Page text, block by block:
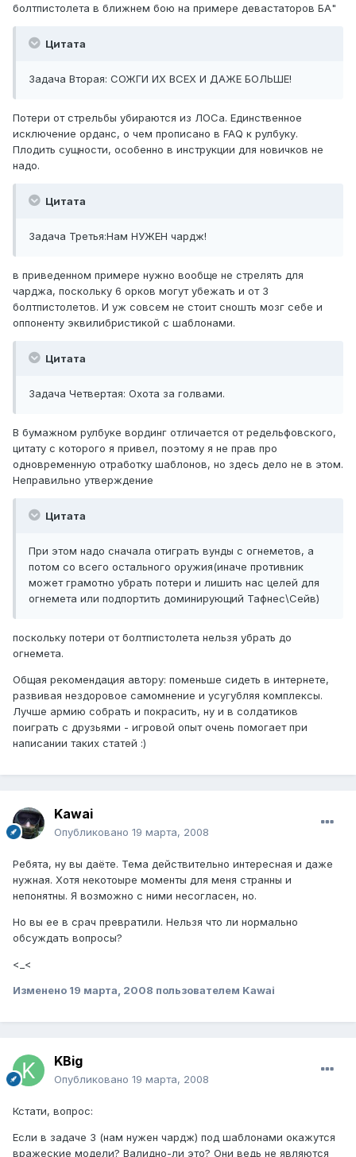
болтпистолета в ближнем бою на примере девастаторов БА"
Цитата
Задача Вторая: СОЖГИ ИХ ВСЕХ И ДАЖЕ БОЛЬШЕ!
Потери от стрельбы убираются из ЛОСа. Единственное
исключение орданс, о чем прописано в FAQ к рулбуку.
Плодить сущности, особенно в инструкции для новичков не
надо.
Цитата
Задача Третья:Нам НУЖЕН чардж!
в приведенном примере нужно вообще не стрелять для
чарджа, поскольку 6 орков могут убежать и от 3
болтпистолетов. И уж совсем не стоит сношть мозг себе и
оппоненту эквилибристикой с шаблонами.
Цитата
Задача Четвертая: Охота за голвами.
В бумажном рулбуке вординг отличается от редельфовского,
цитату с которого я привел, поэтому я не прав про
одновременную отработку шаблонов, но здесь дело не в этом.
Неправильно утверждение
Цитата
При этом надо сначала отиграть вунды с огнеметов, а
потом со всего остального оружия(иначе противник
может грамотно убрать потери и лишить нас целей для
огнемета или подпортить доминирующий Тафнес\Сейв)
поскольку потери от болтпистолета нельзя убрать до
огнемета.
Общая рекомендация автору: поменьше сидеть в интернете,
развивая нездоровое самомнение и усугубляя комплексы.
Лучше армию собрать и покрасить, ну и в солдатиков
поиграть с друзьями - игровой опыт очень помогает при
написании таких статей :)
Kawai
Опубликовано 19 марта, 2008
Ребята, ну вы даёте. Тема действительно интересная и даже
нужная. Хотя некотоыре моменты для меня странны и
непонятны. Я возможно с ними несогласен, но.
Но вы ее в срач превратили. Нельзя что ли нормально
обсуждать вопросы?
<_<
Изменено 19 марта, 2008 пользователем Kawai
KBig
Опубликовано 19 марта, 2008
Кстати, вопрос:
Если в задаче 3 (нам нужен чардж) под шаблонами окажутся
вражеские модели? Валидно-ли это? Они ведь не являются